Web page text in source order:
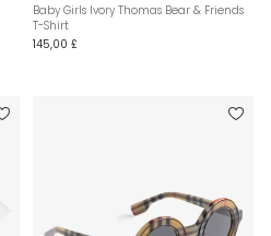
Baby Girls Ivory Thomas Bear & Friends
T-Shirt
145,00 £